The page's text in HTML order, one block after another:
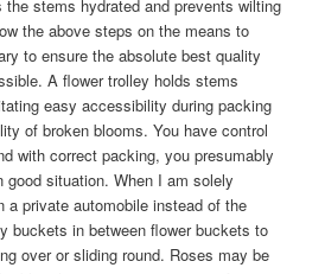
stems hydrated and prevents wilting
the above steps on the means to
to ensure the absolute best quality
A flower trolley holds stems
easy accessibility during packing
of broken blooms. You have control
with correct packing, you presumably
good situation. When I am solely
a private automobile instead of the
buckets in between flower buckets to
over or sliding round. Roses may be